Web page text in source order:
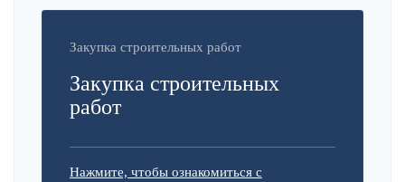
Закупка строительных работ
Закупка строительных
работ
Нажмите, чтобы ознакомиться с